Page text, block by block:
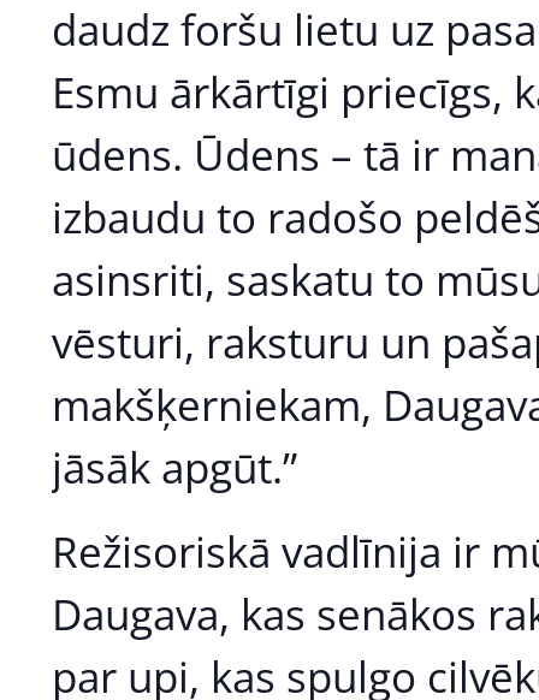
daudz foršu lietu uz
Esmu ārkārtīgi priecīgs,
ūdens. Ūdens – tā ir
izbaudu to radošo
asinsriti, saskatu to
vēsturi, raksturu un
makšķerniekam,
jāsāk apgūt.”
Režisoriskā vadlīnija ir
Daugava, kas senākos
par upi, kas spulgo